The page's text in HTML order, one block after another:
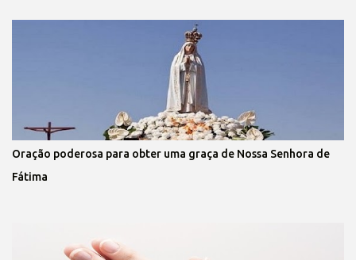
Oração poderosa para obter uma graça de Nossa Senhora de
Fátima